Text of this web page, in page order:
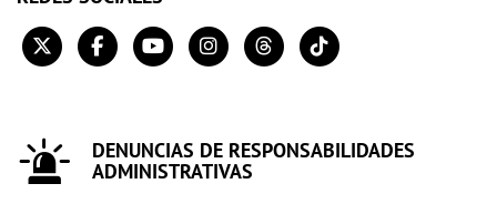
DENUNCIAS DE RESPONSABILIDADES
ADMINISTRATIVAS